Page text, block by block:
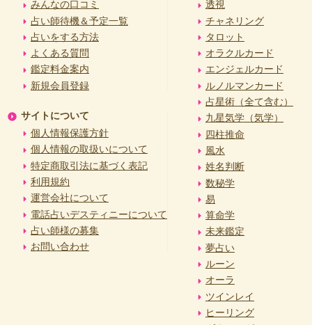
みんなの口コミ
占い師待機＆予定一覧
占いをする方法
よくある質問
鑑定料金案内
新規会員登録
サイトについて
個人情報保護方針
個人情報の取扱いについて
特定商取引法に基づく表記
利用規約
運営会社について
電話占いデスティニーについて
占い師様の募集
お問い合わせ
透視
チャネリング
タロット
オラクルカード
エンジェルカード
ルノルマンカード
占星術（全て含む）
九星気学（気学）
四柱推命
風水
姓名判断
数秘学
易
算命学
未来鑑定
夢占い
ルーン
オーラ
ツインレイ
ヒーリング